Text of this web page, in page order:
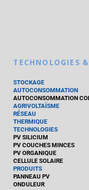
TECHNOLOGIES
STOCKAGE
AUTOCONSOMMATION
AUTOCONSOMMATION
AGRIVOLTAÏSME
RÉSEAU
THERMIQUE
TECHNOLOGIES
PV SILICIUM
PV COUCHES MINCES
PV ORGANIQUE
CELLULE SOLAIRE
PRODUITS
PANNEAU PV
ONDULEUR